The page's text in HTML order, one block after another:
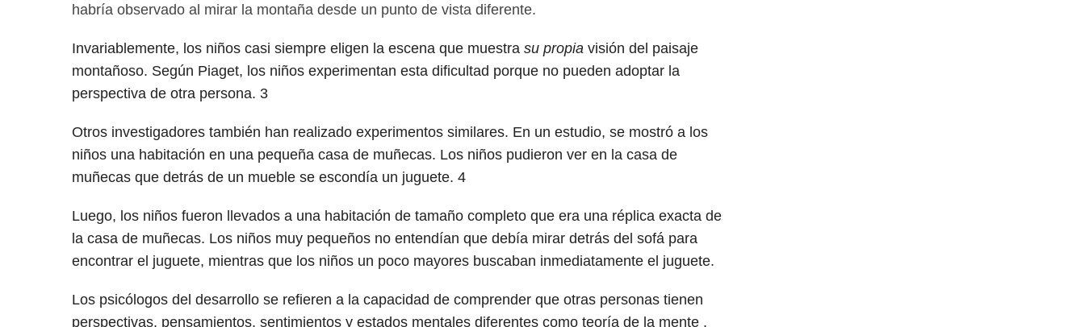
habría observado al mirar la montaña desde un punto de vista diferente.
Invariablemente, los niños casi siempre eligen la escena que muestra su propia visión del paisaje
montañoso. Según Piaget, los niños experimentan esta dificultad porque no pueden adoptar la
perspectiva de otra persona. 3
Otros investigadores también han realizado experimentos similares. En un estudio, se mostró a los
niños una habitación en una pequeña casa de muñecas. Los niños pudieron ver en la casa de
muñecas que detrás de un mueble se escondía un juguete. 4
Luego, los niños fueron llevados a una habitación de tamaño completo que era una réplica exacta de
la casa de muñecas. Los niños muy pequeños no entendían que debía mirar detrás del sofá para
encontrar el juguete, mientras que los niños un poco mayores buscaban inmediatamente el juguete.
Los psicólogos del desarrollo se refieren a la capacidad de comprender que otras personas tienen
perspectivas, pensamientos, sentimientos y estados mentales diferentes como teoría de la mente .